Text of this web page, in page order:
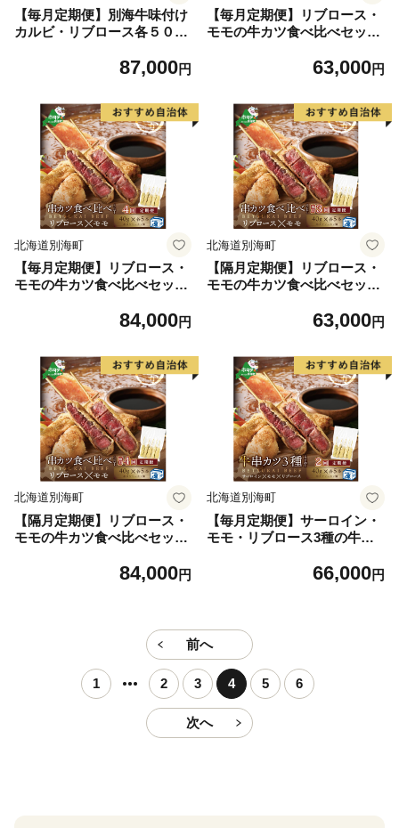
【毎月定期便】別海牛味付け
カルビ・リブロース各５００
87,000円
【毎月定期便】リブロース・
モモの牛カツ食べ比べセット
63,000円
北海道別海町
【毎月定期便】リブロース・
モモの牛カツ食べ比べセット
84,000円
北海道別海町
【隔月定期便】リブロース・
モモの牛カツ食べ比べセット
63,000円
北海道別海町
【隔月定期便】リブロース・
モモの牛カツ食べ比べセット
84,000円
北海道別海町
【毎月定期便】サーロイン・
モモ・リブロース3種の牛カ
6】（串あげ処のどか）
66,000円
前へ
1 2 3 4 5 6
次へ